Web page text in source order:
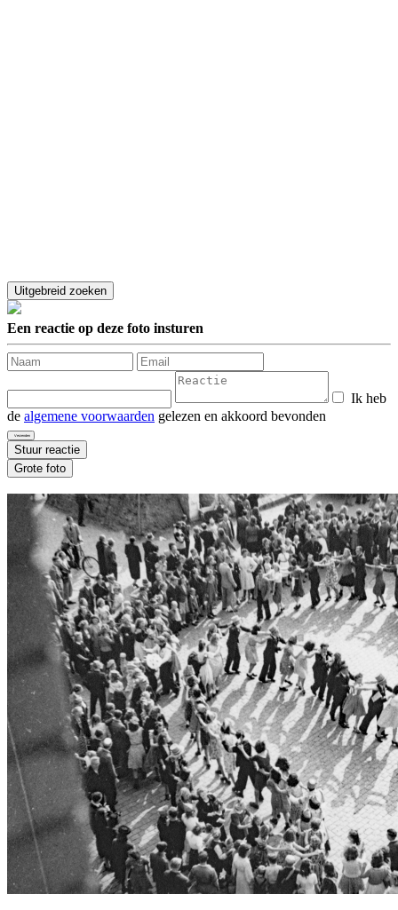
Een reactie op deze foto insturen
Ik heb
de algemene voorwaarden gelezen en akkoord bevonden